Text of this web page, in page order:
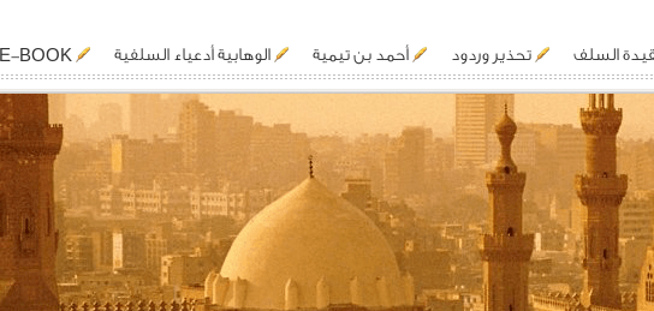
السلف تحذير وردود أحمد بن تيمية الوهابية أدعياء السلفية E-BOOK